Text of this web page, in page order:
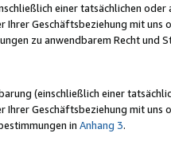
einer tatsächlichen oder
Geschäftsbeziehung mit uns
zu anwendbarem Recht und
(einschließlich einer
Geschäftsbeziehung mit uns
in Anhang 3.